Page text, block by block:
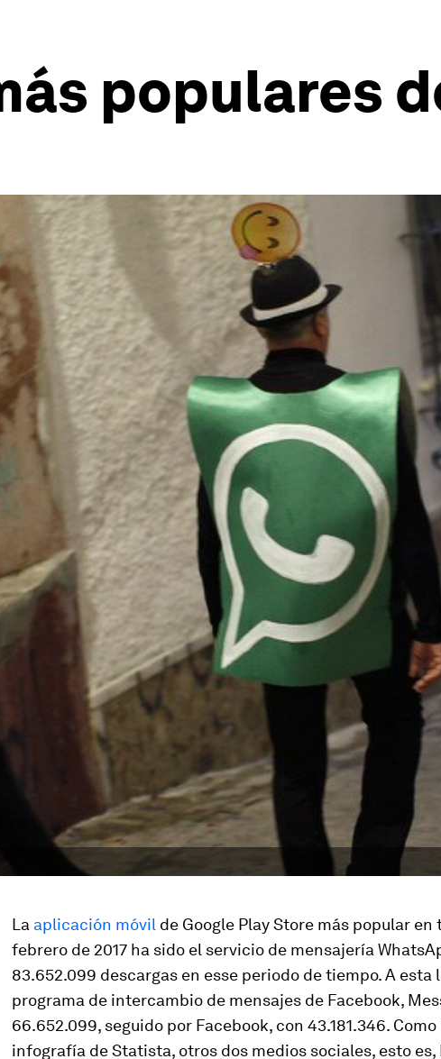
populares
La aplicación móvil de Google Play Store más popular en
febrero de 2017 ha sido el servicio de mensajería
83.652.099 descargas en esse periodo de tiempo. A esta
programa de intercambio de mensajes de Facebook,
66.652.099, seguido por Facebook, con 43.181.346.
infografía de Statista, otros dos medios sociales, esto es,